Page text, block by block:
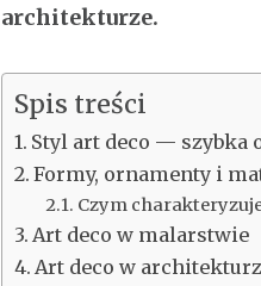
architekturze.
Spis treści
Styl art deco — szybka
Formy, ornamenty i
Czym
Art deco w malarstwie
Art deco w